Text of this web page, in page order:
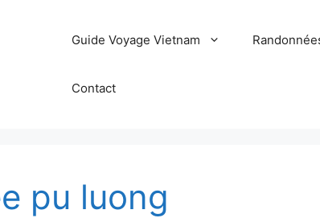
Guide Voyage Vietnam
Contact
pu luong